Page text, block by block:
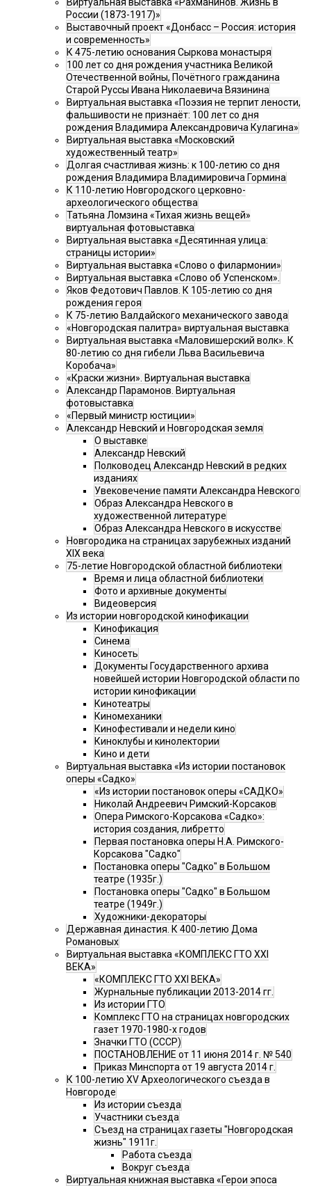
Виртуальная выставка «Рахманинов. Жизнь в
России (1873-1917)»
Выставочный проект «Донбасс – Россия: история
и современность»
К 475-летию основания Сыркова монастыря
100 лет со дня рождения участника Великой
Отечественной войны, Почётного гражданина
Старой Руссы Ивана Николаевича Вязинина
Виртуальная выставка «Поэзия не терпит лености,
фальшивости не признаёт: 100 лет со дня
рождения Владимира Александровича Кулагина»
Виртуальная выставка «Московский
художественный театр»
Долгая счастливая жизнь: к 100-летию со дня
рождения Владимира Владимировича Гормина
К 110-летию Новгородского церковно-
археологического общества
Татьяна Ломзина «Тихая жизнь вещей»
виртуальная фотовыставка
Виртуальная выставка «Десятинная улица:
страницы истории»
Виртуальная выставка «Слово о филармонии»
Виртуальная выставка «Слово об Успенском».
Яков Федотович Павлов. К 105-летию со дня
рождения героя
К 75-летию Валдайского механического завода
«Новгородская палитра» виртуальная выставка
Виртуальная выставка «Маловишерский волк». К
80-летию со дня гибели Льва Васильевича
Коробача»
«Краски жизни». Виртуальная выставка
Александр Парамонов. Виртуальная
фотовыставка
«Первый министр юстиции»
Александр Невский и Новгородская земля
О выставке
Александр Невский
Полководец Александр Невский в редких
изданиях
Увековечение памяти Александра Невского
Образ Александра Невского в
художественной литературе
Образ Александра Невского в искусстве
Новгородика на страницах зарубежных изданий
XIX века
75-летие Новгородской областной библиотеки
Время и лица областной библиотеки
Фото и архивные документы
Видеоверсия
Из истории новгородской кинофикации
Кинофикация
Синема
Киносеть
Документы Государственного архива
новейшей истории Новгородской области по
истории кинофикации
Кинотеатры
Киномеханики
Кинофестивали и недели кино
Киноклубы и кинолектории
Кино и дети
Виртуальная выставка «Из истории постановок
оперы «Садко»
«Из истории постановок оперы «САДКО»
Николай Андреевич Римский-Корсаков
Опера Римского-Корсакова «Садко»:
история создания, либретто
Первая постановка оперы Н.А. Римского-
Корсакова "Садко"
Постановка оперы "Садко" в Большом
театре (1935г.)
Постановка оперы "Садко" в Большом
театре (1949г.)
Художники-декораторы
Державная династия. К 400-летию Дома
Романовых
Виртуальная выставка «КОМПЛЕКС ГТО XXI
ВЕКА»
«КОМПЛЕКС ГТО XXI ВЕКА»
Журнальные публикации 2013-2014 гг.
Из истории ГТО
Комплекс ГТО на страницах новгородских
газет 1970-1980-х годов
Значки ГТО (СССР)
ПОСТАНОВЛЕНИЕ от 11 июня 2014 г. № 540
Приказ Минспорта от 19 августа 2014 г.
К 100-летию XV Археологического съезда в
Новгороде
Из истории съезда
Участники съезда
Cъезд на страницах газеты "Новгородская
жизнь" 1911г.
Работа съезда
Вокруг съезда
Виртуальная книжная выставка «Герои эпоса